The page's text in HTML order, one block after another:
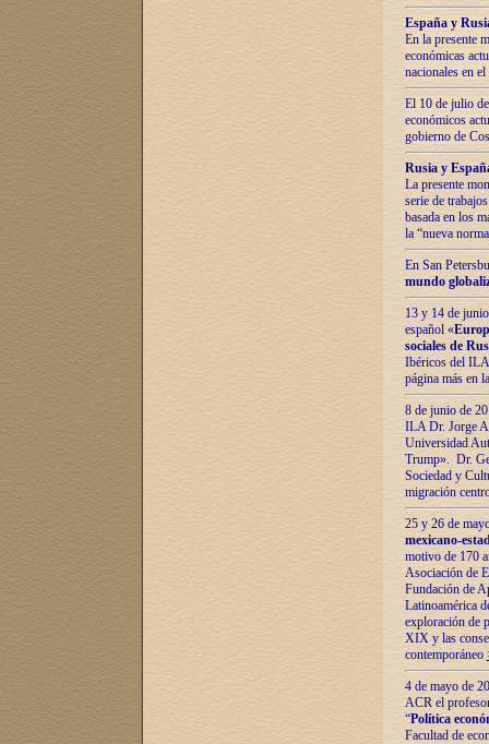
España y
En la presente
económicas
nacionales en
El 10 de julio
económicos
gobierno de
Rusia y
La presente
serie de
basada en los
la “nueva
En San
mundo
13 y 14 de
español «
sociales de
Ibéricos del ILA
página más en
8 de junio de
ILA Dr. Jorge
Universidad
Trump». Dr.
Sociedad y
migración
25 y 26 de
mexicano-
motivo de 170
Asociación de
Fundación de
Latinoamérica
exploración de
XIX y las
contemporáneo
4 de mayo de
ACR el
“Política
Facultad de